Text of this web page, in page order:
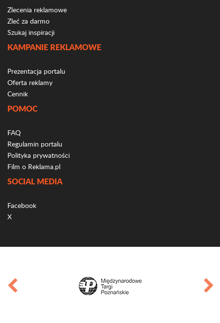
Zlecenia reklamowe
Zleć za darmo
Szukaj inspiracji
KAMPANIE REKLAMOWE
Prezentacja portalu
Oferta reklamy
Cennik
POMOC
FAQ
Regulamin portalu
Polityka prywatności
Film o Reklama.pl
SOCIAL MEDIA
Facebook
X